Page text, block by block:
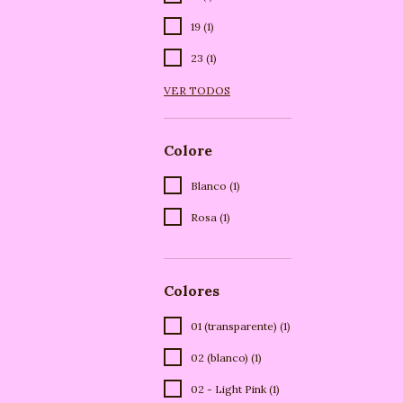
19 (1)
23 (1)
VER TODOS
Colore
Blanco (1)
Rosa (1)
Colores
01 (transparente) (1)
02 (blanco) (1)
02 - Light Pink (1)